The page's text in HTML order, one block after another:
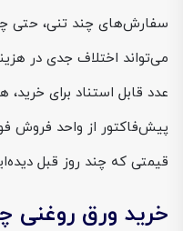
سفارش‌های چند تنی، حتی
می‌تواند اختلاف جدی در
عدد قابل استناد برای
پیش‌فاکتور از واحد فروش
قیمتی که چند روز قبل